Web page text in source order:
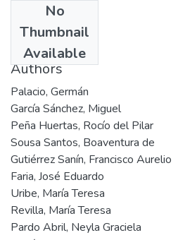
No
Thumbnail
Available
1996
Authors
Palacio, Germán
García Sánchez, Miguel
Peña Huertas, Rocío del Pilar
Sousa Santos, Boaventura de
Gutiérrez Sanín, Francisco Aurelio
Faria, José Eduardo
Uribe, María Teresa
Revilla, María Teresa
Pardo Abril, Neyla Graciela